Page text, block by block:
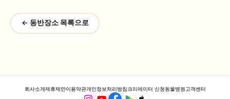
← 동반장소 목록으로
회사소개제휴제안이용약관개인정보처리방침크리에이터 신청동물병원고객센터